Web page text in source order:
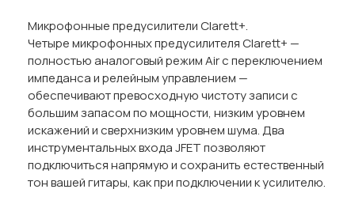
Микрофонные предусилители Clarett+.
Четыре микрофонных предусилителя Clarett+ —
полностью аналоговый режим Air с переключением
импеданса и релейным управлением —
обеспечивают превосходную чистоту записи с
большим запасом по мощности, низким уровнем
искажений и сверхнизким уровнем шума. Два
инструментальных входа JFET позволяют
подключиться напрямую и сохранить естественный
тон вашей гитары, как при подключении к усилителю.